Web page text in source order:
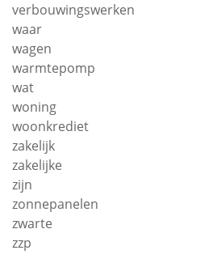
verbouwingswerken
waar
wagen
warmtepomp
wat
woning
woonkrediet
zakelijk
zakelijke
zijn
zonnepanelen
zwarte
zzp